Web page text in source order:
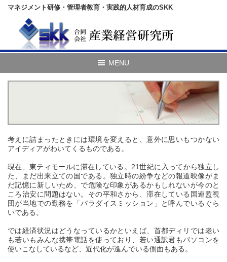
マネジメント研修・管理者教育・実践的人材育成のSKK
考えに詰まったときには環境を変えると、意外に思いもつかない
アイディアがわいてくるものである。
現在、東ティモールに滞在している。21世紀に入ってから独立し
た、まだ出来立ての国である。独立時の紛争などの報道映像がま
だ記憶に新しいため、で危険な印象があるかもしれないが今のと
ころ治安に問題はない。その平和さから、滞在している国連監視
団が当地での勤務を「パラダイスミッション」と呼んでいるぐら
いである。
では経済状況はどうなっているかといえば、首都ディリでは老い
も若いもみんな携帯電話を使っており、若い通訳君もパソコンを
使いこなしているなど、近代化が進んでいる側面もある。